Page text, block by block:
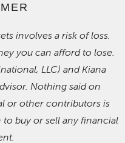
involves a risk of loss.
you can afford to lose.
LLC) and Kiana
Nothing said on
or other contributors is
buy or sell any financial